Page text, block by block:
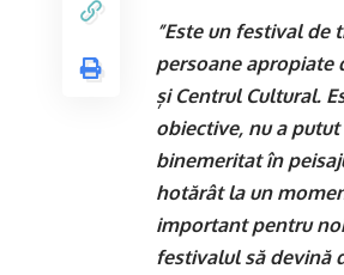
”Este un festival de
persoane apropiate
și Centrul Cultural.
obiective, nu a
binemeritat în
hotărât la un
important pentru
festivalul să devină